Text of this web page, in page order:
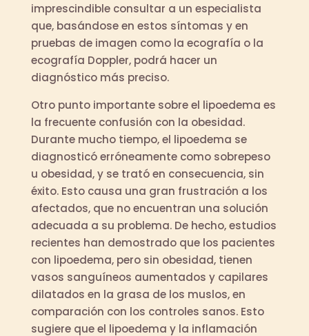
imprescindible consultar a un especialista
que, basándose en estos síntomas y en
pruebas de imagen como la ecografía o la
ecografía Doppler, podrá hacer un
diagnóstico más preciso.
Otro punto importante sobre el lipoedema es
la frecuente confusión con la obesidad.
Durante mucho tiempo, el lipoedema se
diagnosticó erróneamente como sobrepeso
u obesidad, y se trató en consecuencia, sin
éxito. Esto causa una gran frustración a los
afectados, que no encuentran una solución
adecuada a su problema. De hecho, estudios
recientes han demostrado que los pacientes
con lipoedema, pero sin obesidad, tienen
vasos sanguíneos aumentados y capilares
dilatados en la grasa de los muslos, en
comparación con los controles sanos. Esto
sugiere que el lipoedema y la inflamación